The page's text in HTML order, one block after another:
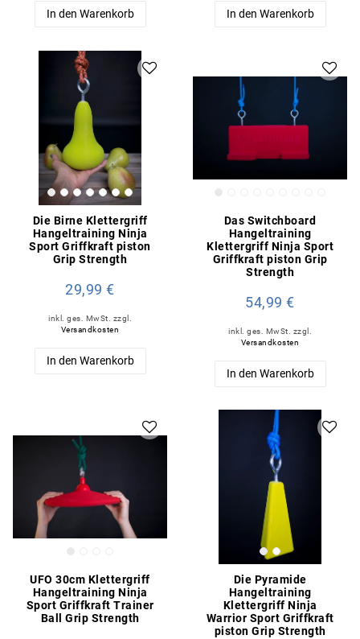
In den Warenkorb In den Warenkorb
Die Birne Klettergriff
Hangeltraining Ninja
Sport Griffkraft piston
Grip Strength
29,99 €
inkl. ges. MwSt.
zzgl.
Versandkosten
In den Warenkorb
Das Switchboard
Hangeltraining
Klettergriff Ninja Sport
Griffkraft piston Grip
Strength
54,99 €
inkl. ges. MwSt.
zzgl.
Versandkosten
In den Warenkorb
UFO 30cm Klettergriff
Hangeltraining Ninja
Sport Griffkraft Trainer
Ball Grip Strength
Die Pyramide
Hangeltraining
Klettergriff Ninja
Warrior Sport Griffkraft
piston Grip Strength